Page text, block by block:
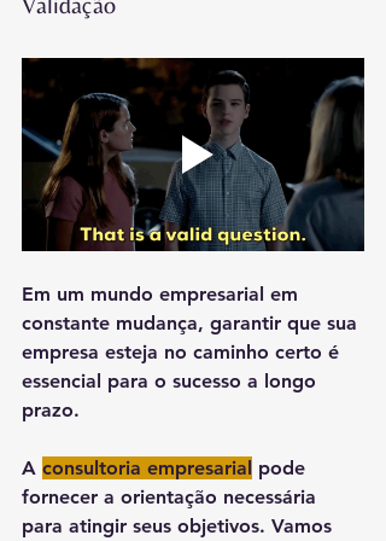
Em um mundo empresarial em
constante mudança, garantir que sua
empresa esteja no caminho certo é
essencial para o sucesso a longo
prazo.
A consultoria empresarial pode
fornecer a orientação necessária
para atingir seus objetivos. Vamos